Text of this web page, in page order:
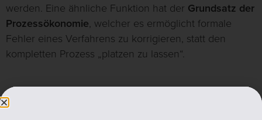
werden. Eine ähnliche Funktion hat der Grundsatz der
Prozessökonomie, welcher es ermöglicht formale
Fehler eines Verfahrens zu korrigieren, statt den
kompletten Prozess „platzen zu lassen“.